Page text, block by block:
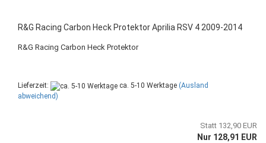
R&G Racing Carbon Heck Protektor Aprilia RSV 4 2009-2014
R&G Racing Carbon Heck Protektor
Lieferzeit: ca. 5-10 Werktage (Ausland
abweichend)
Statt 132,90 EUR
Nur 128,91 EUR